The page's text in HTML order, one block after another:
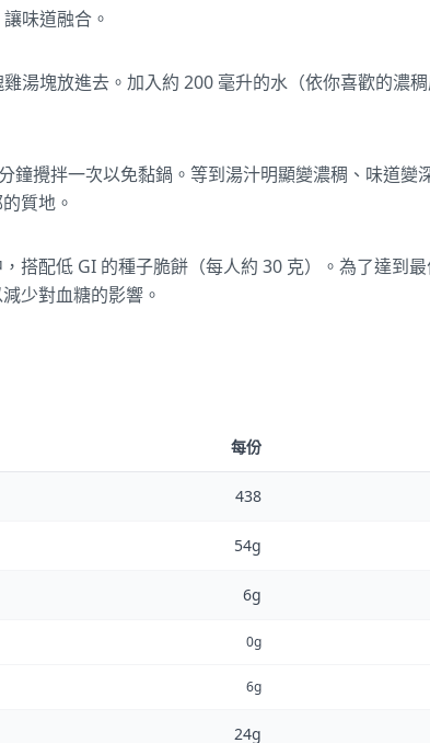
味道融合。
湯塊放進去。加入約 200 毫升的水（依你喜歡的濃
鐘攪拌一次以免黏鍋。等到湯汁明顯變濃稠、味道變
質地。
搭配低 GI 的種子脆餅（每人約 30 克）。為了達到
少對血糖的影響。
每份
438
54g
6g
0g
6g
24g